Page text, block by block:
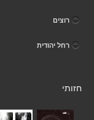
רוצים
רחל יהודית
חזותי